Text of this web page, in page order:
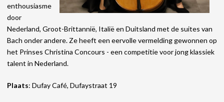
enthousiasme
door
Nederland, Groot-Brittannië, Italië en Duitsland met de suites van
Bach onder andere. Ze heeft een eervolle vermelding gewonnen op
het Prinses Christina Concours - een competitie voor jong klassiek
talent in Nederland.
Plaats: Dufay Café, Dufaystraat 19